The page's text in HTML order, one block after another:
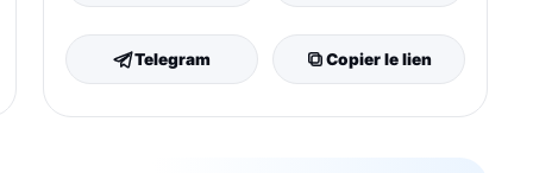
Telegram Copier le lien